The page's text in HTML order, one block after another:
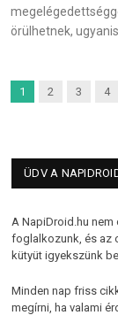
örülhetnek,
1 2 3 4
ÜDV A
A NapiDroid.hu
foglalkozunk, és az
kütyüt igyekszünk
Minden nap friss
megírni, ha valami